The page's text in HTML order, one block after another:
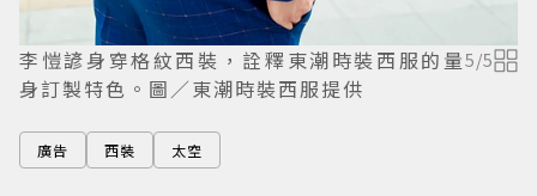
李愷諺身穿格紋西裝，詮釋東潮時裝西服的量
身訂製特色。圖／東潮時裝西服提供
5/5
廣告 西裝 太空